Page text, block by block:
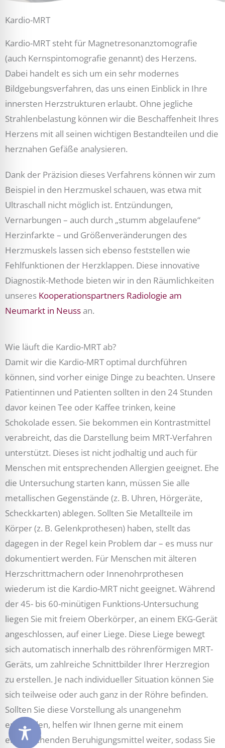
Kardio-MRT
Kardio-MRT steht für Magnetresonanztomografie
(auch Kernspintomografie genannt) des Herzens.
Dabei handelt es sich um ein sehr modernes
Bildgebungsverfahren, das uns einen Einblick in Ihre
innersten Herzstrukturen erlaubt. Ohne jegliche
Strahlenbelastung können wir die Beschaffenheit Ihres
Herzens mit all seinen wichtigen Bestandteilen und die
herznahen Gefäße analysieren.
Dank der Präzision dieses Verfahrens können wir zum
Beispiel in den Herzmuskel schauen, was etwa mit
Ultraschall nicht möglich ist. Entzündungen,
Vernarbungen – auch durch „stumm abgelaufene“
Herzinfarkte – und Größenveränderungen des
Herzmuskels lassen sich ebenso feststellen wie
Fehlfunktionen der Herzklappen. Diese innovative
Diagnostik-Methode bieten wir in den Räumlichkeiten
unseres Kooperationspartners Radiologie am
Neumarkt in Neuss an.
Wie läuft die Kardio-MRT ab?
Damit wir die Kardio-MRT optimal durchführen
können, sind vorher einige Dinge zu beachten. Unsere
Patientinnen und Patienten sollten in den 24 Stunden
davor keinen Tee oder Kaffee trinken, keine
Schokolade essen. Sie bekommen ein Kontrastmittel
verabreicht, das die Darstellung beim MRT-Verfahren
unterstützt. Dieses ist nicht jodhaltig und auch für
Menschen mit entsprechenden Allergien geeignet. Ehe
die Untersuchung starten kann, müssen Sie alle
metallischen Gegenstände (z. B. Uhren, Hörgeräte,
Scheckkarten) ablegen. Sollten Sie Metallteile im
Körper (z. B. Gelenkprothesen) haben, stellt das
dagegen in der Regel kein Problem dar – es muss nur
dokumentiert werden. Für Menschen mit älteren
Herzschrittmachern oder Innenohrprothesen
wiederum ist die Kardio-MRT nicht geeignet. Während
der 45- bis 60-minütigen Funktions-Untersuchung
liegen Sie mit freiem Oberkörper, an einem EKG-Gerät
angeschlossen, auf einer Liege. Diese Liege bewegt
sich automatisch innerhalb des röhrenförmigen MRT-
Geräts, um zahlreiche Schnittbilder Ihrer Herzregion
zu erstellen. Je nach individueller Situation können Sie
sich teilweise oder auch ganz in der Röhre befinden.
Sollten Sie diese Vorstellung als unangenehm
empfinden, helfen wir Ihnen gerne mit einem
entsprechenden Beruhigungsmittel weiter, sodass Sie